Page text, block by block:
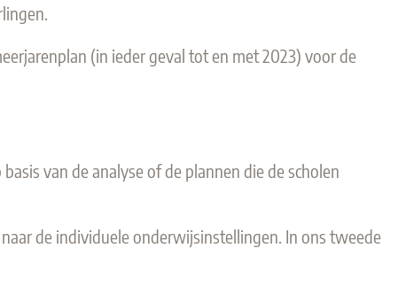
(in ieder geval tot en met 2023) voor de
van de analyse of de plannen die de scholen
de individuele onderwijsinstellingen. In ons tweede